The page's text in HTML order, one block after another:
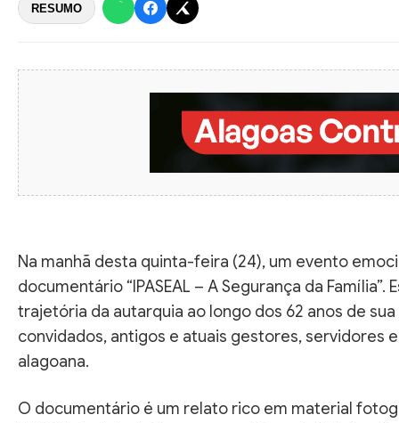
RESUMO
Na manhã desta quinta-feira (24), um evento
documentário “IPASEAL – A Segurança da
trajetória da autarquia ao longo dos 62 anos de
convidados, antigos e atuais gestores, servidores
alagoana.
O documentário é um relato rico em material